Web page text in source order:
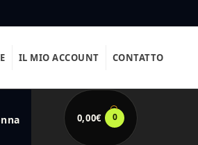
IL MIO ACCOUNT CONTATTO
0,00€ 0